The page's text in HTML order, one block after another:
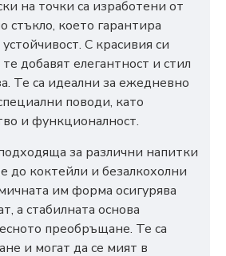
на точки са изработени от
стъкло, което гарантира
С красивия си
добавят елегантност и стил
Те са идеални за ежедневно
поводи, като
и функционалност.
за различни напитки
до коктейли и безалкохолни
им форма осигурява
а стабилната основа
преобръщане. Те са
и могат да се мият в